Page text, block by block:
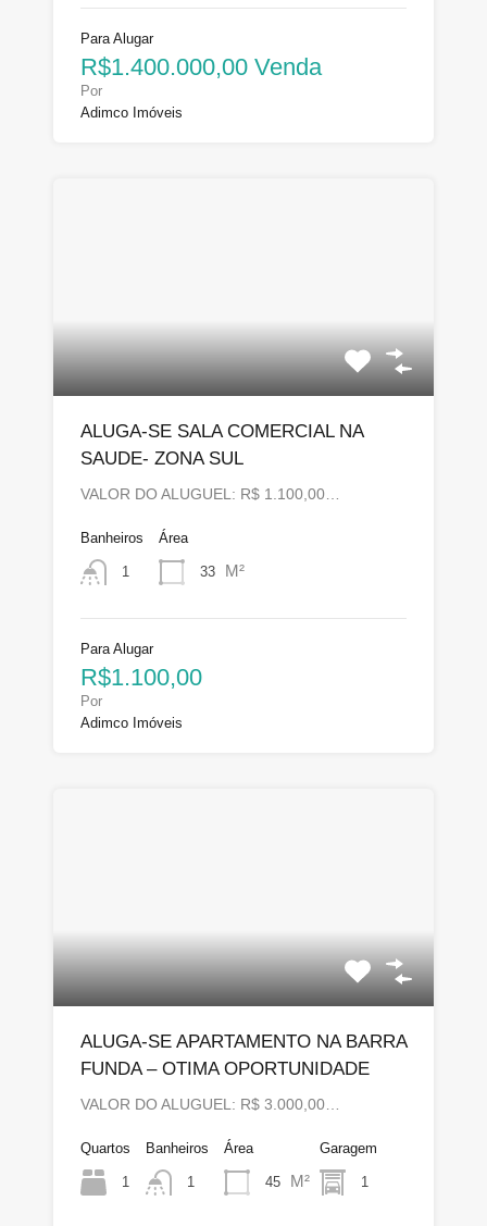
Para Alugar
R$1.400.000,00 Venda
Por
Adimco Imóveis
ALUGA-SE SALA COMERCIAL NA
SAUDE- ZONA SUL
VALOR DO ALUGUEL: R$ 1.100,00…
Banheiros
1
Área
33 M²
Para Alugar
R$1.100,00
Por
Adimco Imóveis
ALUGA-SE APARTAMENTO NA BARRA
FUNDA – OTIMA OPORTUNIDADE
VALOR DO ALUGUEL: R$ 3.000,00…
Quartos
1
Banheiros
1
Área
45 M²
Garagem
1